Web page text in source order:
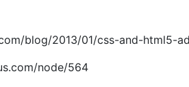
blog/2013/01/css-and-html5-
node/564